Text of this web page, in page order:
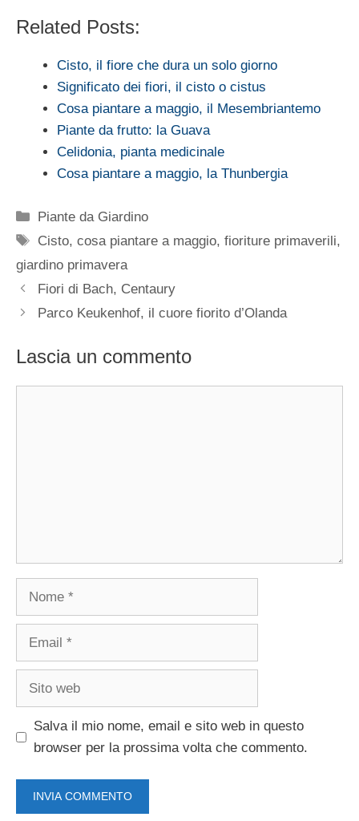
Related Posts:
Cisto, il fiore che dura un solo giorno
Significato dei fiori, il cisto o cistus
Cosa piantare a maggio, il Mesembriantemo
Piante da frutto: la Guava
Celidonia, pianta medicinale
Cosa piantare a maggio, la Thunbergia
Categorie
Piante da Giardino
Tag
Cisto,cosa piantare a maggio,fioriture primaverili,
giardino primavera
Fiori di Bach, Centaury
Parco Keukenhof, il cuore fiorito d’Olanda
Lascia un commento
Nome
Email
Sito
Salva il mio nome, email e sito web in questo
browser per la prossima volta che commento.